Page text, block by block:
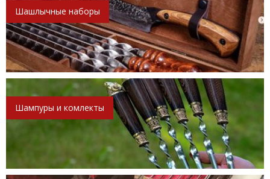
Шашлычные наборы
Шампуры и комлекты